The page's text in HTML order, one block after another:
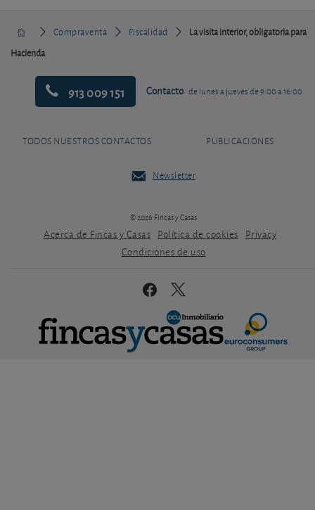
Compraventa Fiscalidad
La visita interior, obligatoria para
Hacienda
913 009 151 Contacto de lunes a jueves de 9:00 a 16:00
TODOS NUESTROS CONTACTOS PUBLICACIONES
Newsletter
© 2026 Fincas y Casas
Acerca de Fincas y Casas Política de cookies
Privacy
Condiciones de uso